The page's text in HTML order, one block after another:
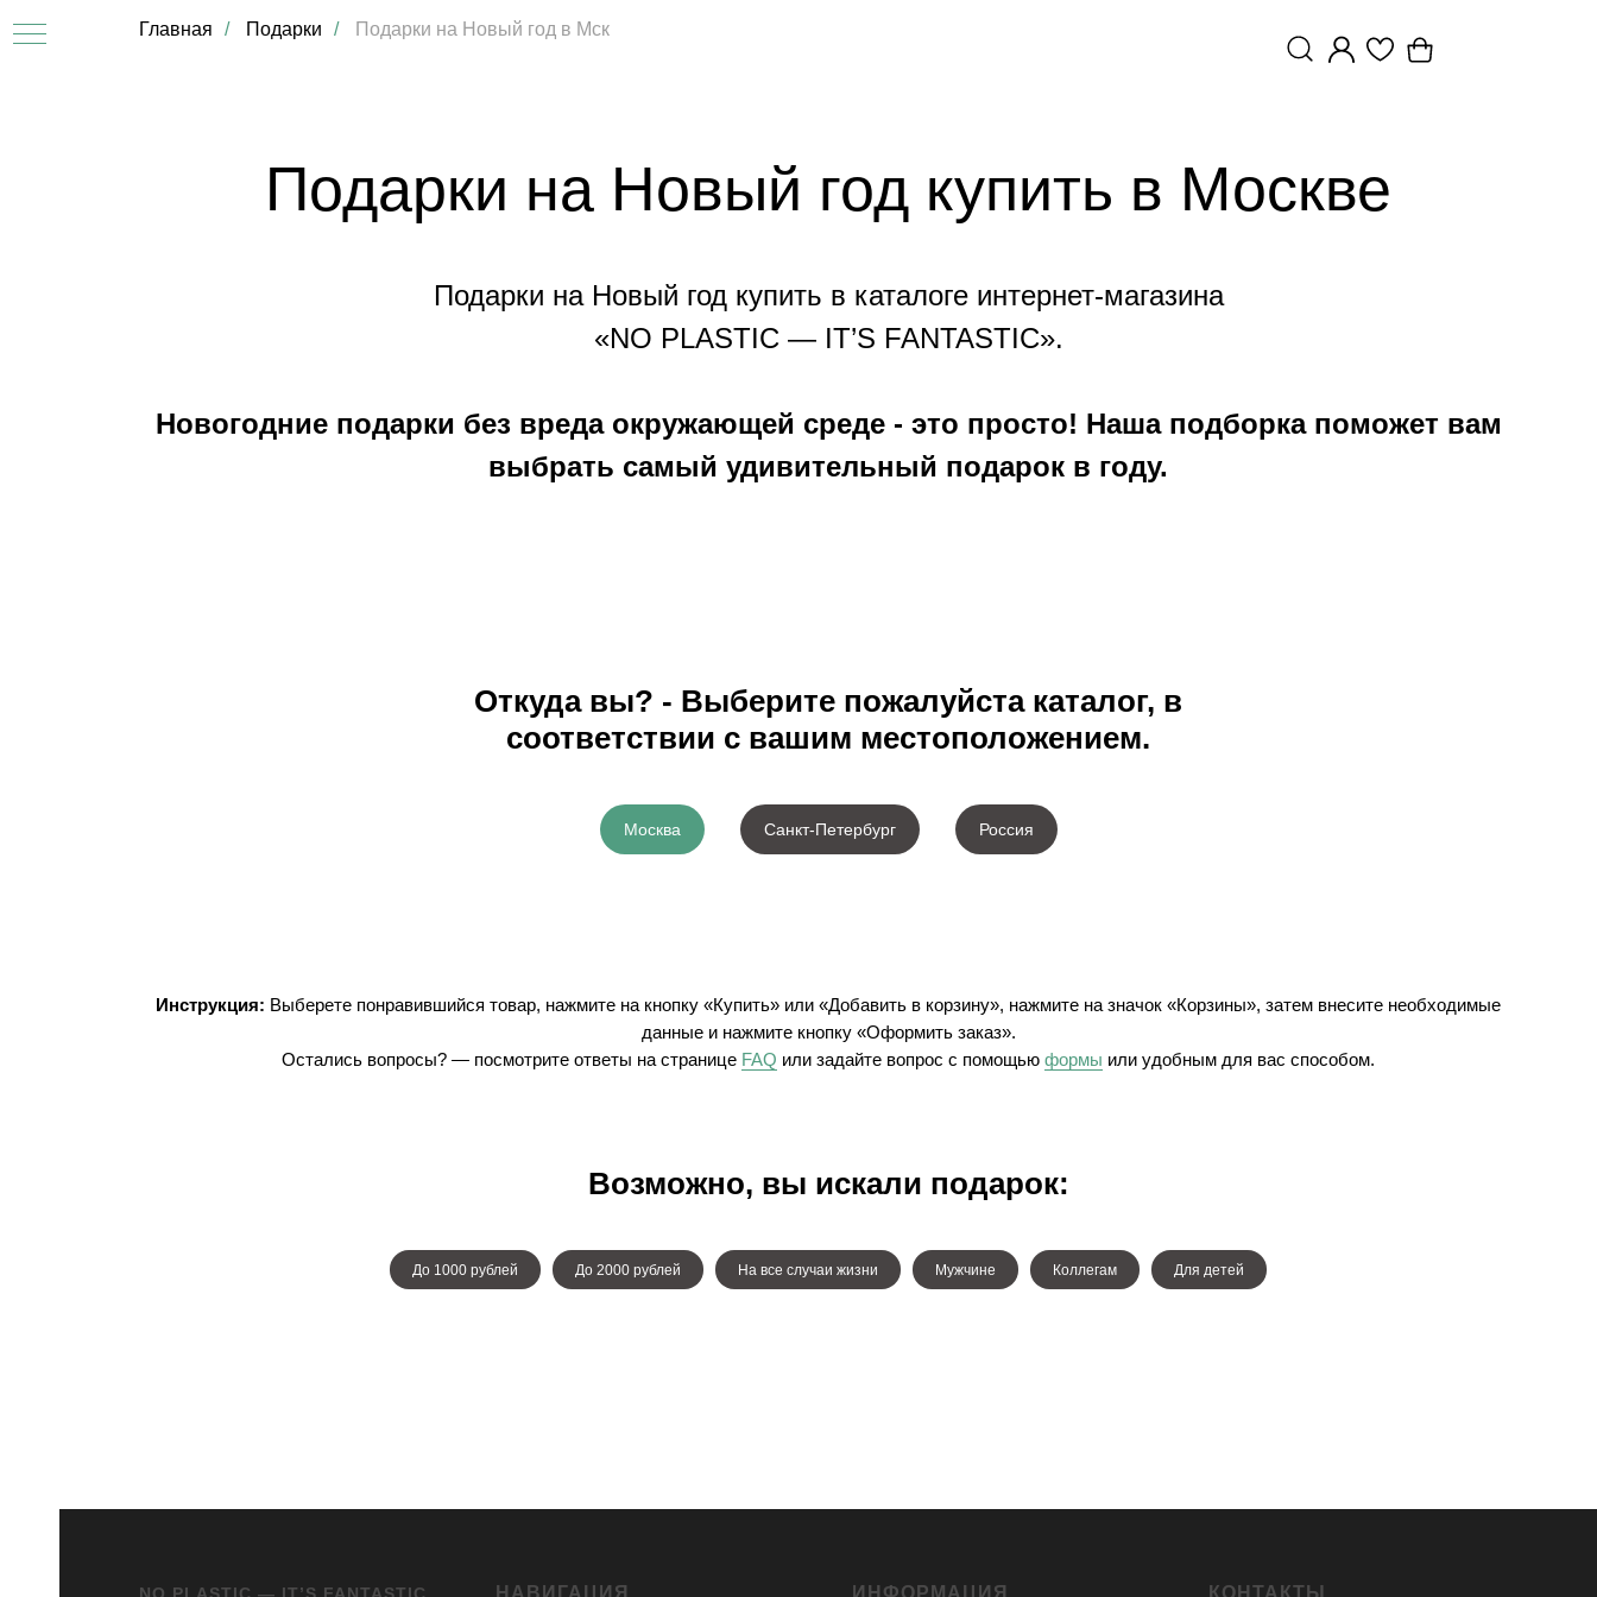
Главная / Подарки / Подарки на Новый год в Мск
Подарки на Новый год купить в Москве
Подарки на Новый год купить в каталоге интернет-магазина
«NO PLASTIC — IT’S FANTASTIC».
Новогодние подарки без вреда окружающей среде - это просто! Наша подборка поможет вам
выбрать самый удивительный подарок в году.
Откуда вы? - Выберите пожалуйста каталог, в
соответствии с вашим местоположением.
Москва Санкт-Петербург Россия
Инструкция: Выберете понравившийся товар, нажмите на кнопку «Купить» или «Добавить в корзину», нажмите на значок «Корзины», затем внесите необходимые
данные и нажмите кнопку «Оформить заказ».
Остались вопросы? — посмотрите ответы на странице FAQ или задайте вопрос c помощью формы или удобным для вас способом.
Возможно, вы искали подарок:
До 1000 рублей До 2000 рублей На все случаи жизни Мужчине Коллегам Для детей
НАВИГАЦИЯ ИНФОРМАЦИЯ КОНТАКТЫ